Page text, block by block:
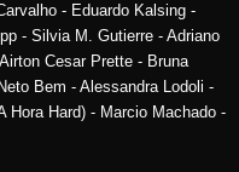
- Eduardo Kalsing -
- Silvia M. Gutierre - Adriano
Cesar Prette - Bruna
Bem - Alessandra Lodoli -
Hora Hard) - Marcio Machado -